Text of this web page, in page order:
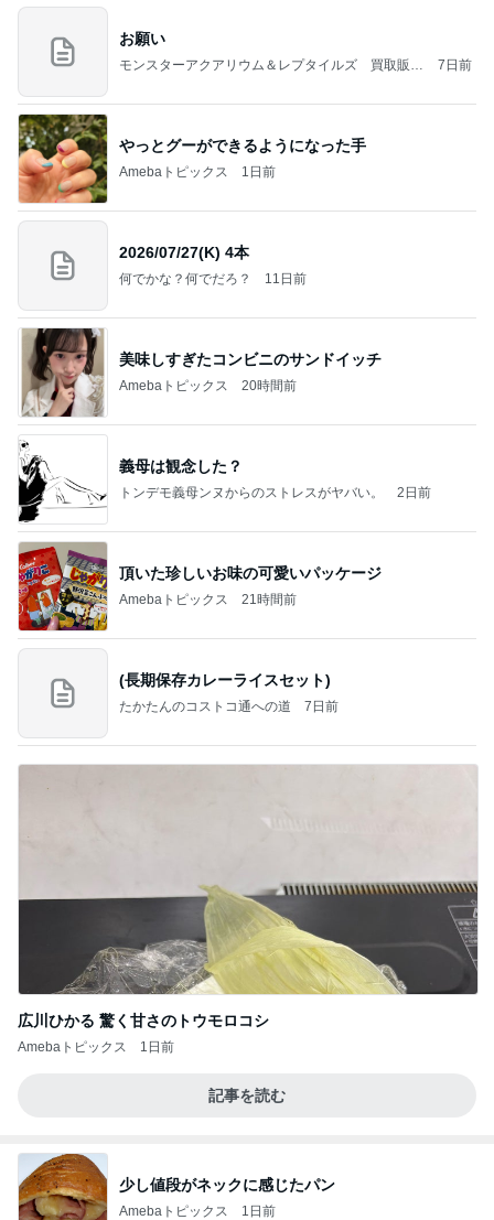
お願い
モンスターアクアリウム＆レプタイルズ 買取販売
7日前
やっとグーができるようになった手
Amebaトピックス 1日前
2026/07/27(K) 4本
何でかな？何でだろ？ 11日前
美味しすぎたコンビニのサンドイッチ
Amebaトピックス 20時間前
義母は観念した？
トンデモ義母ンヌからのストレスがヤバい。 2日前
頂いた珍しいお味の可愛いパッケージ
Amebaトピックス 21時間前
(長期保存カレーライスセット)
たかたんのコストコ通への道 7日前
広川ひかる 驚く甘さのトウモロコシ
Amebaトピックス 1日前
記事を読む
少し値段がネックに感じたパン
Amebaトピックス 1日前